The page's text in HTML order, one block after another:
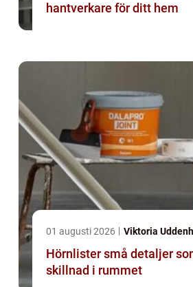
hantverkare för ditt hem
01 augusti 2026 Viktoria
Hörnlister små detaljer som gör stor
skillnad i rummet